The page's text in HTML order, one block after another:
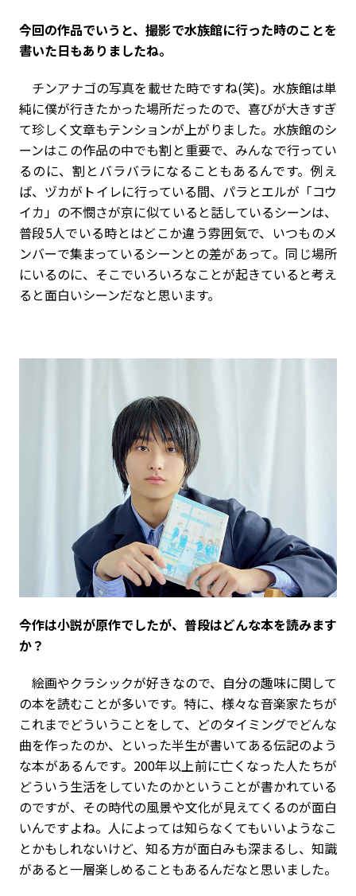
――今回の作品でいうと、撮影で水族館に行った時のことを
書いた日もありましたね。
チンアナゴの写真を載せた時ですね(笑)。水族館は単
純に僕が行きたかった場所だったので、喜びが大きすぎ
て珍しく文章もテンションが上がりました。水族館のシ
ーンはこの作品の中でも割と重要で、みんなで行ってい
るのに、割とバラバラになることもあるんです。例え
ば、ヅカがトイレに行っている間、パラとエルが「コウ
イカ」の不憫さが京に似ていると話しているシーンは、
普段5人でいる時とはどこか違う雰囲気で、いつものメ
ンバーで集まっているシーンとの差があって。同じ場所
にいるのに、そこでいろいろなことが起きていると考え
ると面白いシーンだなと思います。
――今作は小説が原作でしたが、普段はどんな本を読みます
か？
絵画やクラシックが好きなので、自分の趣味に関して
の本を読むことが多いです。特に、様々な音楽家たちが
これまでどういうことをして、どのタイミングでどんな
曲を作ったのか、といった半生が書いてある伝記のよう
な本があるんです。200年以上前に亡くなった人たちが
どういう生活をしていたのかということが書かれている
のですが、その時代の風景や文化が見えてくるのが面白
いんですよね。人によっては知らなくてもいいようなこ
とかもしれないけど、知る方が面白みも深まるし、知識
があると一層楽しめることもあるんだなと思いました。